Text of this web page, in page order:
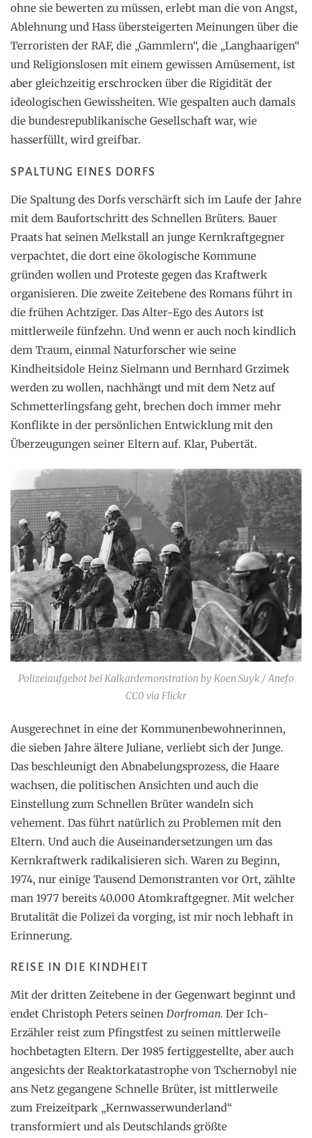
ohne sie bewerten zu müssen, erlebt man die von Angst,
Ablehnung und Hass übersteigerten Meinungen über die
Terroristen der RAF, die „Gammlern“, die „Langhaarigen“
und Religionslosen mit einem gewissen Amüsement, ist
aber gleichzeitig erschrocken über die Rigidität der
ideologischen Gewissheiten. Wie gespalten auch damals
die bundesrepublikanische Gesellschaft war, wie
hasserfüllt, wird greifbar.
SPALTUNG EINES DORFS
Die Spaltung des Dorfs verschärft sich im Laufe der Jahre
mit dem Baufortschritt des Schnellen Brüters. Bauer
Praats hat seinen Melkstall an junge Kernkraftgegner
verpachtet, die dort eine ökologische Kommune
gründen wollen und Proteste gegen das Kraftwerk
organisieren. Die zweite Zeitebene des Romans führt in
die frühen Achtziger. Das Alter-Ego des Autors ist
mittlerweile fünfzehn. Und wenn er auch noch kindlich
dem Traum, einmal Naturforscher wie seine
Kindheitsidole Heinz Sielmann und Bernhard Grzimek
werden zu wollen, nachhängt und mit dem Netz auf
Schmetterlingsfang geht, brechen doch immer mehr
Konflikte in der persönlichen Entwicklung mit den
Überzeugungen seiner Eltern auf. Klar, Pubertät.
Polizeiaufgebot bei Kalkardemonstration by Koen Suyk / Anefo
CC0 via Flickr
Ausgerechnet in eine der Kommunenbewohnerinnen,
die sieben Jahre ältere Juliane, verliebt sich der Junge.
Das beschleunigt den Abnabelungsprozess, die Haare
wachsen, die politischen Ansichten und auch die
Einstellung zum Schnellen Brüter wandeln sich
vehement. Das führt natürlich zu Problemen mit den
Eltern. Und auch die Auseinandersetzungen um das
Kernkraftwerk radikalisieren sich. Waren zu Beginn,
1974, nur einige Tausend Demonstranten vor Ort, zählte
man 1977 bereits 40.000 Atomkraftgegner. Mit welcher
Brutalität die Polizei da vorging, ist mir noch lebhaft in
Erinnerung.
REISE IN DIE KINDHEIT
Mit der dritten Zeitebene in der Gegenwart beginnt und
endet Christoph Peters seinen Dorfroman. Der Ich-
Erzähler reist zum Pfingstfest zu seinen mittlerweile
hochbetagten Eltern. Der 1985 fertiggestellte, aber auch
angesichts der Reaktorkatastrophe von Tschernobyl nie
ans Netz gegangene Schnelle Brüter, ist mittlerweile
zum Freizeitpark „Kernwasserwunderland“
transformiert und als Deutschlands größte